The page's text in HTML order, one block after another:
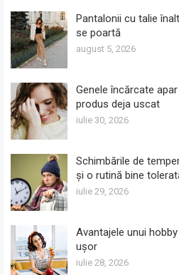
Pantalonii cu talie
se poartă
august 5, 2026
Genele încărcate
produs deja uscat
iulie 30, 2026
Schimbările de
și o rutină bine
iulie 29, 2026
Avantajele unui
ușor
iulie 28, 2026